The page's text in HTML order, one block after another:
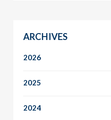
ARCHIVES
2026
2025
2024